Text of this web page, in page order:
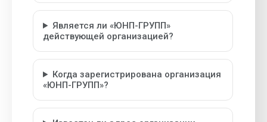
Является ли «ЮНП-ГРУПП»
действующей организацией?
Когда зарегистрирована организация
«ЮНП-ГРУПП»?